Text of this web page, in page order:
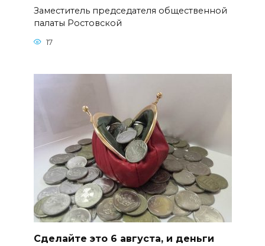
Заместитель председателя общественной
палаты Ростовской
17
Сделайте это 6 августа, и деньги